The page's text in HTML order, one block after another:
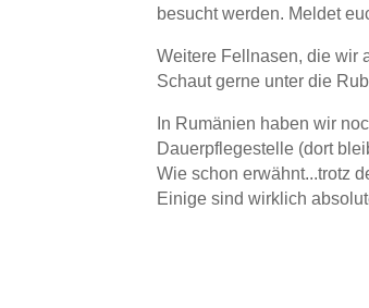
besucht werden. Meldet
Weitere Fellnasen, die wir
Schaut gerne unter die
In Rumänien haben wir
Dauerpflegestelle (dort
Wie schon erwähnt...trotz
Einige sind wirklich